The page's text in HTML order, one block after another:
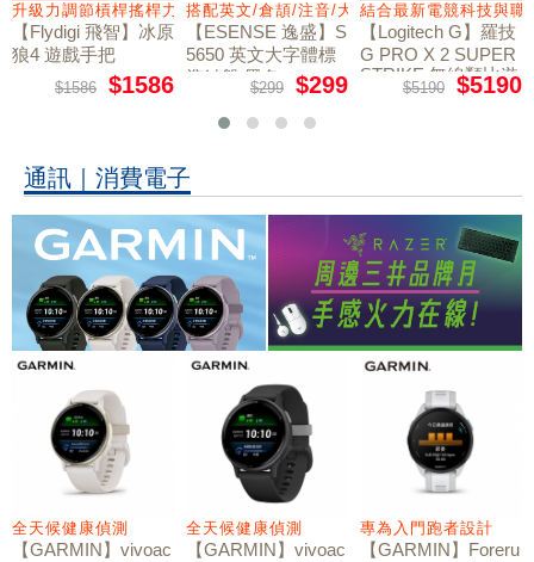
墊
升級力調節槓桿搖桿力切換扳機
【Flydigi 飛智】冰原
狼4 遊戲手把
$1586 $1586
搭配英文/倉頡/注音/大易
【ESENSE 逸盛】S
5650 英文大字體標
準鍵盤 黑色
$299 $299
結合最新電競科技與
【Logitech G】羅技
G PRO X 2 SUPER
STRIKE 無線類比遊
戲滑鼠$5190 $5190
通訊｜消費電子
全天候健康偵測
【GARMIN】vivoac
全天候健康偵測
【GARMIN】vivoac
專為入門跑者設計
【GARMIN】Foreru